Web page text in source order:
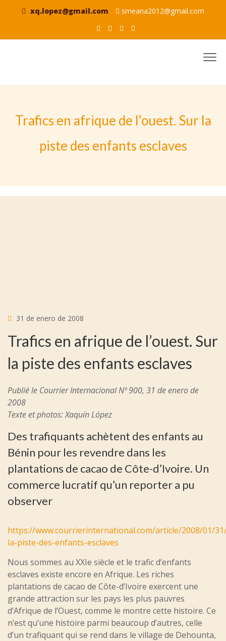
xq.lopez@gmail.com smeana2012@gmail.com
Trafics en afrique de l’ouest. Sur la
piste des enfants esclaves
31 de enero de 2008
Trafics en afrique de l’ouest. Sur
la piste des enfants esclaves
Publié le Courrier Internacional Nº 900, 31 de enero de
2008
Texte et photos: Xaquín López
Des trafiquants achètent des enfants au
Bénin pour les revendre dans les
plantations de cacao de Côte-d’Ivoire. Un
commerce lucratif qu’un reporter a pu
observer
https://www.courrierinternational.com/article/2008/01/
la-piste-des-enfants-esclaves
Nous sommes au XXIe siècle et le trafic d’enfants
esclaves existe encore en Afrique. Les riches
plantations de cacao de Côte-d’Ivoire exercent une
grande attraction sur les pays les plus pauvres
d’Afrique de l’Ouest, comme le montre cette histoire. Ce
n’est qu’une histoire parmi beaucoup d’autres, celle
d’un trafiquant qui se rend dans le village de Dehounta,